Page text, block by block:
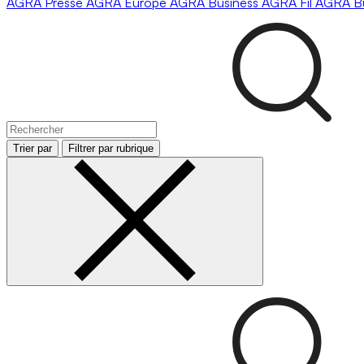
Trier par Filtrer par rubrique